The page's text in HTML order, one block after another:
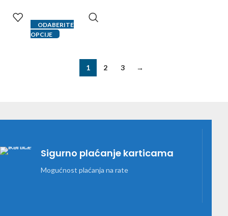
ODABERITE
OPCIJE
1 2 3 →
Sigurno plaćanje karticama
Mogućnost plaćanja na rate